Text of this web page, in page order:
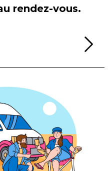
rendez-vous.